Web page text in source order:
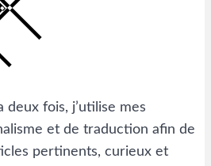
fois, j’utilise mes
et de traduction afin de
pertinents, curieux et